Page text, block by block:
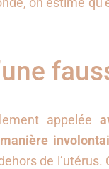
appelée
de